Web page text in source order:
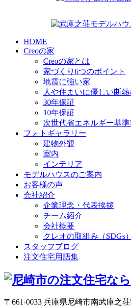
HOME
Creoの家
Creoの家とは
家づくり6つのポイント
地震に強い家
人や住まいに優しい断
30年保証
10年保証
次世代省エネルギー基準
フォトギャラリー
建物外観
室内
インテリア
モデルハウスのご案内
お客様の声
会社紹介
企業理念・代表挨拶
チーム紹介
会社概要
クレオの取組み（SDGs）
スタッフブログ
注文住宅用語集
〒661-0033 兵庫県尼崎市南武庫之荘